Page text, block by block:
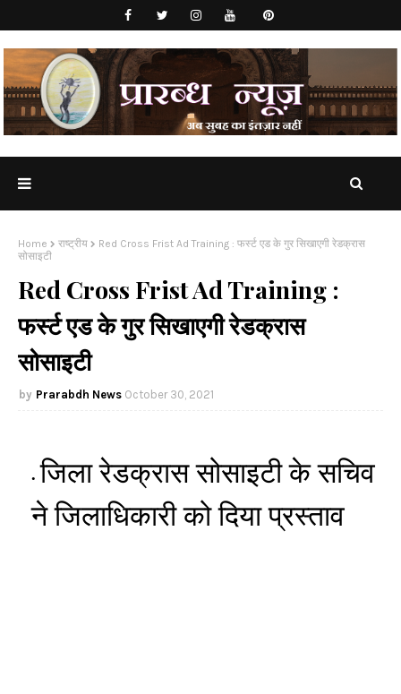
Home राष्ट्रीय
Red Cross Frist Ad Training : फर्स्ट एड के गुर सिखाएगी रेडक्रास
सोसाइटी
Red Cross Frist Ad Training :
फर्स्ट एड के गुर सिखाएगी रेडक्रास
सोसाइटी
Prarabdh News October 30, 2021
जिला रेडक्रास सोसाइटी के सचिव
ने जिलाधिकारी को दिया प्रस्ताव